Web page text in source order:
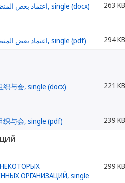
263 KB
294 KB
221 KB
239 KB
299 KB